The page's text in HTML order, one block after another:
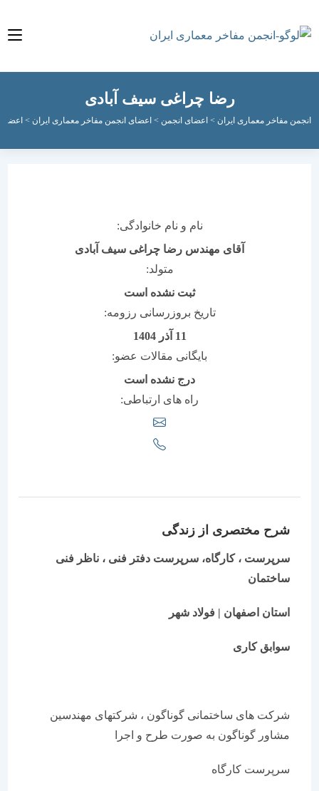
رضا چراغی سیف آبادی
مفاخر معماری ایران > اعضای انجمن>اعضای انجمن مفاخر معماری ایران > اعضای فعال
نام و نام خانوادگی:
آقای مهندس رضا چراغی سیف آبادی
ثبت نشده است
تاریخ بروزرسانی رزومه:
بایگانی مقالات عضو:
درج نشده است
راه های ارتباطی:
شرح مختصری از زندگی
سرپرست ، کارگاه، سرپرست دفتر فنی ، ناظر فنی
ساختمان
استان اصفهان | فولاد شهر
سوابق کاری
شرکت های ساختمانی گوناگون ، شرکتهای مهندسین
مشاور گوناگون به صورت طرح و اجرا
سرپرست کارگاه